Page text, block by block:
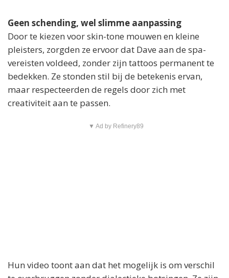
Geen schending, wel slimme aanpassing
Door te kiezen voor skin-tone mouwen en kleine
pleisters, zorgden ze ervoor dat Dave aan de spa-
vereisten voldeed, zonder zijn tattoos permanent te
bedekken. Ze stonden stil bij de betekenis ervan,
maar respecteerden de regels door zich met
creativiteit aan te passen.
▼ Ad by Refinery89
Hun video toont aan dat het mogelijk is om verschil